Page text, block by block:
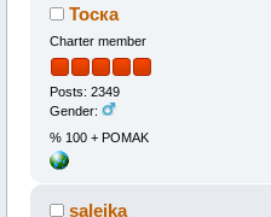
Тоска
Charter member
Posts: 2349
Gender:
% 100 + POMAK
saleika